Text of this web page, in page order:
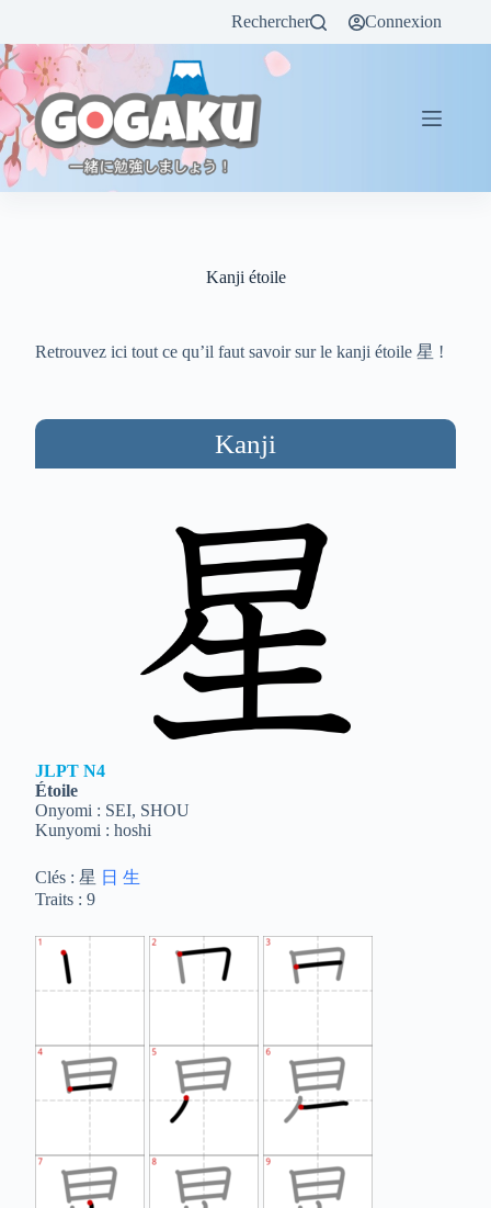
Rechercher Connexion
Kanji étoile
Retrouvez ici tout ce qu’il faut savoir sur le kanji étoile 星 !
Kanji
JLPT N4
Étoile
Onyomi : SEI, SHOU
Kunyomi : hoshi
Clés : 星 日 生
Traits : 9